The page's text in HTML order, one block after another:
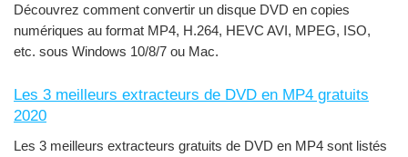
Découvrez comment convertir un disque DVD en copies
numériques au format MP4, H.264, HEVC AVI, MPEG, ISO,
etc. sous Windows 10/8/7 ou Mac.
Les 3 meilleurs extracteurs de DVD en MP4 gratuits
2020
Les 3 meilleurs extracteurs gratuits de DVD en MP4 sont listés